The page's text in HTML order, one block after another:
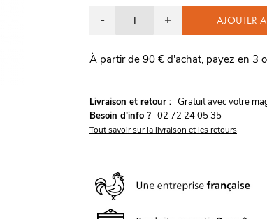
- + AJOUTER
À partir de 90 € d'achat, payez en 3
Livraison et retour : Gratuit avec votre
Besoin d'info ? 02 72 24 05 35
Tout savoir sur la livraison et les retours